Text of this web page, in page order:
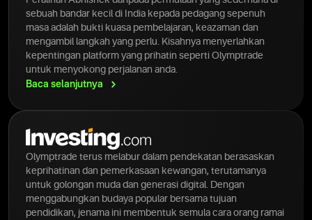
sebuah bandar kecil di India kepada pedagang sepenuh
masa adalah bukti kuasa pembelajaran, keazaman dan
mengambil langkah yang perlu. Kisahnya menyerlahkan
kepentingan platform yang prihatin seperti Olymptrade
untuk menyokong perjalanan anda.
Baca selanjutnya
Olymptrade terus melabur dalam pendekatan berasaskan
keprihatinan dan pemerkasaan kewangan, terutamanya
untuk golongan muda dan generasi digital. Dengan
menggabungkan budaya popular bersama tujuan
pendidikan, jenama ini membentuk semula cara orang ramai